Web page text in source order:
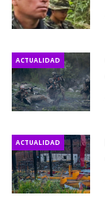
ACTUALIDAD
ACTUALIDAD